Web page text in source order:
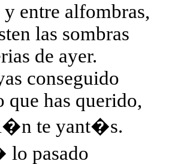
y entre alfombras,
las sombras
de ayer.
conseguido
que has querido,
te yant�s.
lo pasado